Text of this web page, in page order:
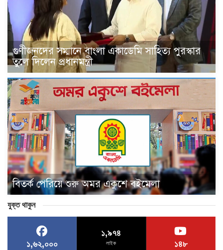
গুণীজনদের সম্মানে বাংলা একাডেমি সাহিত্য পুরস্কার
তুলে দিলেন প্রধানমন্ত্রী
বিতর্ক পেরিয়ে শুরু অমর একুশে বইমেলা
যুক্ত থাকুন
১,৬২,০০০
১,৯৭৪
লাইক ১৪৮